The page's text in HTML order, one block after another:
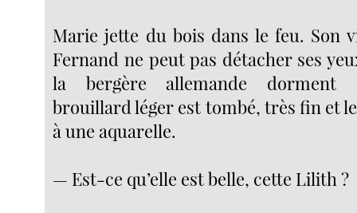
Marie jette du bois dans le feu. Son
Fernand ne peut pas détacher ses
la bergère allemande dorment
brouillard léger est tombé, très fin et
à une aquarelle.
— Est-ce qu’elle est belle, cette Lilith ?